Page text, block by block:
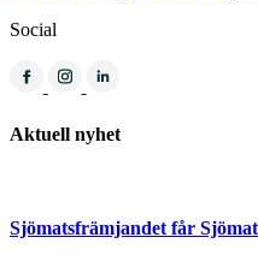
Social
Aktuell nyhet
Sjömatsfrämjandet får